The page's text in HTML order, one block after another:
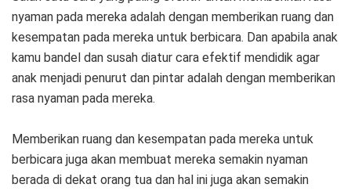
nyaman pada mereka adalah dengan memberikan ruang dan
kesempatan pada mereka untuk berbicara. Dan apabila anak
kamu bandel dan susah diatur cara efektif mendidik agar
anak menjadi penurut dan pintar adalah dengan memberikan
rasa nyaman pada mereka.
Memberikan ruang dan kesempatan pada mereka untuk
berbicara juga akan membuat mereka semakin nyaman
berada di dekat orang tua dan hal ini juga akan semakin